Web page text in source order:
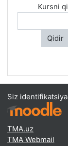
Kursni
Qidir
Siz
TMA.uz
TMA Webmail